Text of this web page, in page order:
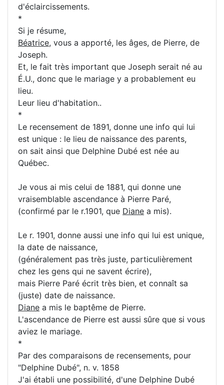
d'éclaircissements.
*
Si je résume,
Béatrice, vous a apporté, les âges, de Pierre, de
Joseph.
Et, le fait très important que Joseph serait né au
É.U., donc que le mariage y a probablement eu
lieu.
Leur lieu d'habitation..
*
Le recensement de 1891, donne une info qui lui
est unique : le lieu de naissance des parents,
on sait ainsi que Delphine Dubé est née au
Québec.
Je vous ai mis celui de 1881, qui donne une
vraisemblable ascendance à Pierre Paré,
(confirmé par le r.1901, que Diane a mis).
Le r. 1901, donne aussi une info qui lui est unique,
la date de naissance,
(généralement pas très juste, particulièrement
chez les gens qui ne savent écrire),
mais Pierre Paré écrit très bien, et connaît sa
(juste) date de naissance.
Diane a mis le baptême de Pierre.
L'ascendance de Pierre est aussi sûre que si vous
aviez le mariage.
*
Par des comparaisons de recensements, pour
"Delphine Dubé", n. v. 1858
J'ai établi une possibilité, d'une Delphine Dubé